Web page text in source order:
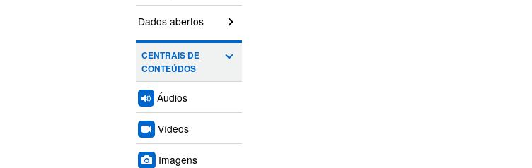
Dados abertos
CENTRAIS DE
CONTEÚDOS
Áudios
Vídeos
Imagens